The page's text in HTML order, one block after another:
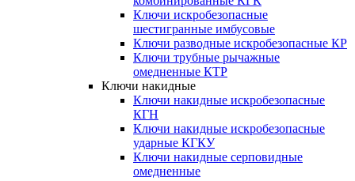
Ключи искробезопасные
шестигранные имбусовые
Ключи разводные искробезопасные КР
Ключи трубные рычажные
омедненные КТР
Ключи накидные
Ключи накидные искробезопасные
КГН
Ключи накидные искробезопасные
ударные КГКУ
Ключи накидные серповидные
омедненные